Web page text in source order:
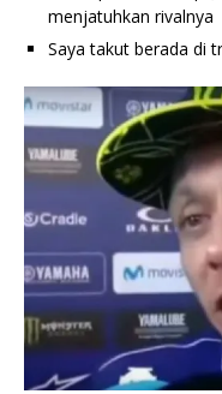
menjatuhkan rivalnya
Saya takut berada di